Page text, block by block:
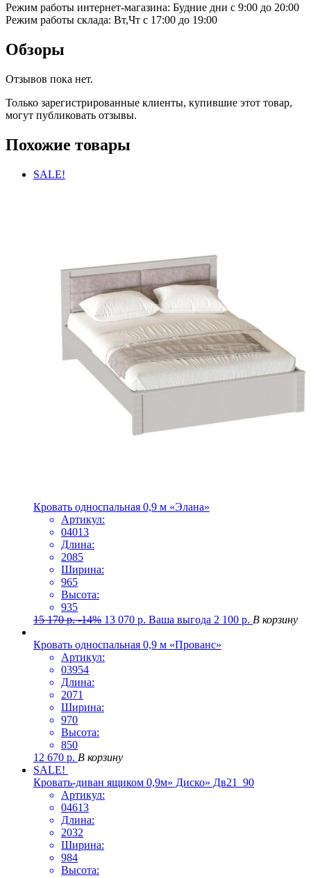
Режим работы интернет-магазина: Будние дни с 9:00 до 20:00
Режим работы склада: Вт,Чт с 17:00 до 19:00
Обзоры
Отзывов пока нет.
Только зарегистрированные клиенты, купившие этот товар,
могут публиковать отзывы.
Похожие товары
SALE!
Кровать односпальная 0,9 м «Элана»
Артикул:
04013
Длина:
2085
Ширина:
965
Высота:
935
15 170р. -14% 13 070 р. Ваша выгода 2 100 р. В корзину
Кровать односпальная 0,9 м «Прованс»
Артикул:
03954
Длина:
2071
Ширина:
970
Высота:
850
12 670 р. В корзину
SALE!
Кровать-диван ящиком 0,9м» Диско» Дв21_90
Артикул:
04613
Длина:
2032
Ширина:
984
Высота: